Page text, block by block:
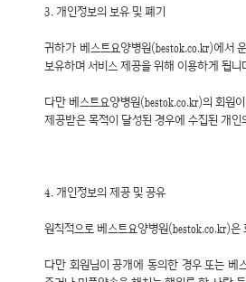
3. 개인정보의 보유 및 폐기
귀하가 베스트요양병원(bestok.co.kr)에서
보유하며 서비스 제공을 위해 이용하게 됩니
다만 베스트요양병원(bestok.co.kr)의 회원
제공받은 목적이 달성된 경우에 수집된 개
4. 개인정보의 제공 및 공유
원칙적으로 베스트요양병원(bestok.co.kr)
다만 회원님이 공개에 동의한 경우 또는 베